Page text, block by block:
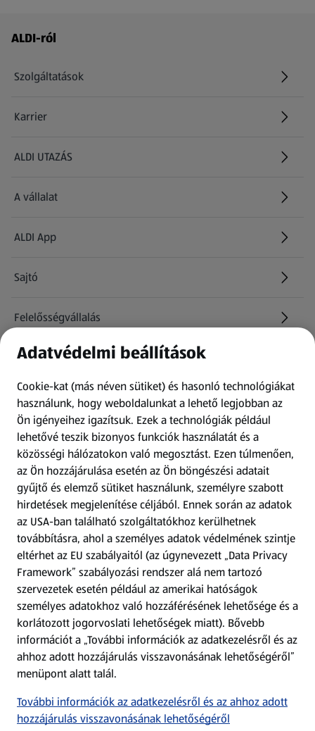
Láblécmenü - további linkek
ALDI-ról
Szolgáltatások
Karrier
(új oldalon nyílik meg)
ALDI UTAZÁS
(új oldalon nyílik meg)
A vállalat
ALDI App
Sajtó
Felelősségvállalás
Információk
Kérdőív
Fizetési lehetőségek
ALDI utalványok
Árcsökkentés
Adattörlő alkalmazás
Szervizpont
(új oldalon nyílik meg)
Fedezz fel minket az interneten!
Töltsd le az ALDI Magyarország applikációt!
Adatvédelmi beállítások
Cookie-kat (más néven sütiket) és hasonló technológiákat
használunk, hogy weboldalunkat a lehető legjobban az
Ön igényeihez igazítsuk. Ezek a technológiák például
lehetővé teszik bizonyos funkciók használatát és a
közösségi hálózatokon való megosztást. Ezen túlmenően,
az Ön hozzájárulása esetén az Ön böngészési adatait
gyűjtő és elemző sütiket használunk, személyre szabott
hirdetések megjelenítése céljából. Ennek során az adatok
az USA-ban található szolgáltatókhoz kerülhetnek
továbbításra, ahol a személyes adatok védelmének szintje
eltérhet az EU szabályaitól (az úgynevezett „Data Privacy
Framework” szabályozási rendszer alá nem tartozó
szervezetek esetén például az amerikai hatóságok
személyes adatokhoz való hozzáférésének lehetősége és a
korlátozott jogorvoslati lehetőségek miatt). Bővebb
információt a „További információk az adatkezelésről és az
ahhoz adott hozzájárulás visszavonásának lehetőségéről”
menüpont alatt talál.
További információk az adatkezelésről és az ahhoz adott
hozzájárulás visszavonásának lehetőségéről